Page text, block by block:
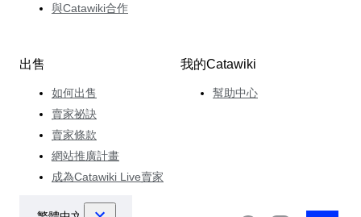
與Catawiki合作
出售
如何出售
賣家祕訣
賣家條款
網站推廣計畫
成為Catawiki Live賣家
我的Catawiki
幫助中心